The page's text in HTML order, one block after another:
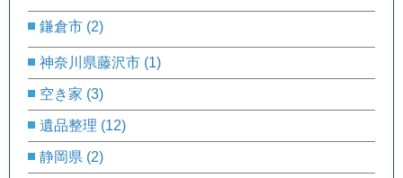
鎌倉市 (2)
神奈川県藤沢市 (1)
空き家 (3)
遺品整理 (12)
静岡県 (2)